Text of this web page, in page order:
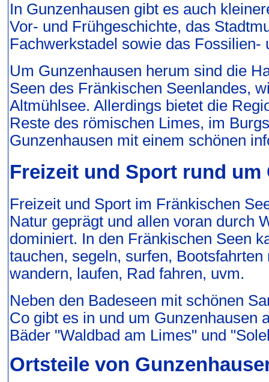
In Gunzenhausen gibt es auch
Vor- und Frühgeschichte, das
Fachwerkstadel sowie das Fossilien-
Um Gunzenhausen herum sind die
Seen des Fränkischen Seenlandes,
Altmühlsee. Allerdings bietet die
Reste des römischen Limes, im
Gunzenhausen mit einem schönen
Freizeit und Sport rund um
Freizeit und Sport im Fränkischen
Natur geprägt und allen voran durch
dominiert. In den Fränkischen Seen
tauchen, segeln, surfen,
wandern, laufen, Rad fahren, uvm.
Neben den Badeseen mit schönen
Co gibt es in und um Gunzenhausen
Bäder "Waldbad am Limes" und
Ortsteile von